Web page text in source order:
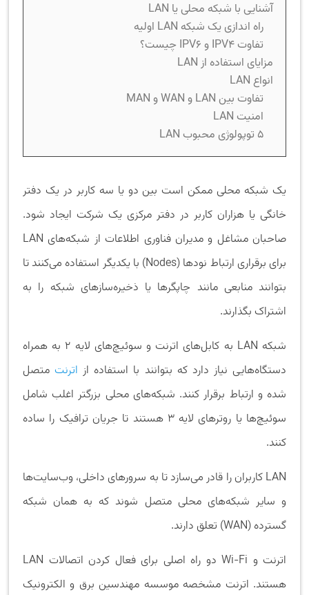
آشنایی با شبکه محلی یا LAN
راه اندازی یک شبکه LAN اولیه
تفاوت IPV4 و IPV6 چیست؟
مزایای استفاده از LAN
انواع LAN
تفاوت بین LAN و WAN و MAN
امنیت LAN
5 توپولوژی محبوب LAN
یک شبکه محلی ممکن است بین دو یا سه کاربر در یک دفتر
خانگی یا هزاران کاربر در دفتر مرکزی یک شرکت ایجاد شود.
صاحبان مشاغل و مدیران فناوری اطلاعات از شبکه‌های LAN
برای برقراری ارتباط نودها (Nodes) با یکدیگر استفاده می‌کنند تا
بتوانند منابعی مانند چاپگرها یا ذخیره‌سازهای شبکه را به
اشتراک بگذارند.
شبکه LAN به کابل‌های اترنت و سوئیچ‌های لایه ۲ به همراه
دستگاه‌هایی نیاز دارد که بتوانند با استفاده از اترنتمتصل
شده و ارتباط برقرار کنند. شبکه‌های محلی بزرگتر اغلب شامل
سوئیچ‌ها یا روترهای لایه 3 هستند تا جریان ترافیک را ساده
کنند.
LAN کاربران را قادر می‌سازد تا به سرورهای داخلی، وب‌سایت‌ها
و سایر شبکه‌های محلی متصل شوند که به همان شبکه
گسترده (WAN) تعلق دارند.
اترنت و Wi-Fi دو راه اصلی برای فعال کردن اتصالات LAN
هستند. اترنت مشخصه موسسه مهندسین برق و الکترونیک